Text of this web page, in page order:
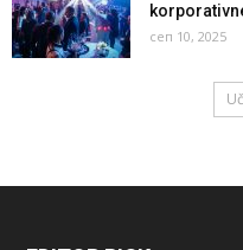
сеп 10, 2025